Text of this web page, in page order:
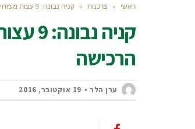
ראשי » צרכנות » קניה נבונה: 9 עצות מומחים להפחתת הוצאות רכב כבר בשלב הרכישה
הרכישה
ערן הלר 19 אוקטובר, 2016